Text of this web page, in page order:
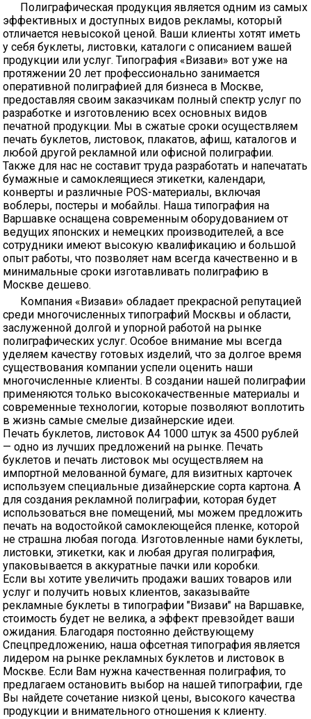
Полиграфическая продукция является одним из самых
эффективных и доступных видов рекламы, который
отличается невысокой ценой. Ваши клиенты хотят иметь
у себя буклеты, листовки, каталоги с описанием вашей
продукции или услуг. Типография «Визави» вот уже на
протяжении 20 лет профессионально занимается
оперативной полиграфией для бизнеса в Москве,
предоставляя своим заказчикам полный спектр услуг по
разработке и изготовлению всех основных видов
печатной продукции. Мы в сжатые сроки осуществляем
печать буклетов, листовок, плакатов, афиш, каталогов и
любой другой рекламной или офисной полиграфии.
Также для нас не составит труда разработать и напечатать
бумажные и самоклеящиеся этикетки, календари,
конверты и различные POS-материалы, включая
воблеры, постеры и мобайлы. Наша типография на
Варшавке оснащена современным оборудованием от
ведущих японских и немецких производителей, а все
сотрудники имеют высокую квалификацию и большой
опыт работы, что позволяет нам всегда качественно и в
минимальные сроки изготавливать полиграфию в
Москве дешево.
Компания «Визави» обладает прекрасной репутацией
среди многочисленных типографий Москвы и области,
заслуженной долгой и упорной работой на рынке
полиграфических услуг. Особое внимание мы всегда
уделяем качеству готовых изделий, что за долгое время
существования компании успели оценить наши
многочисленные клиенты. В создании нашей полиграфии
применяются только высококачественные материалы и
современные технологии, которые позволяют воплотить
в жизнь самые смелые дизайнерские идеи.
Печать буклетов, листовок А4 1000 штук за 4500 рублей
— одно из лучших предложений на рынке. Печать
буклетов и печать листовок мы осуществляем на
импортной мелованной бумаге, для визитных карточек
используем специальные дизайнерские сорта картона. А
для создания рекламной полиграфии, которая будет
использоваться вне помещений, мы можем предложить
печать на водостойкой самоклеющейся пленке, которой
не страшна любая погода. Изготовленные нами буклеты,
листовки, этикетки, как и любая другая полиграфия,
упаковывается в аккуратные пачки или коробки.
Если вы хотите увеличить продажи ваших товаров или
услуг и получить новых клиентов, заказывайте
рекламные буклеты в типографии "Визави" на Варшавке,
стоимость будет не велика, а эффект превзойдет ваши
ожидания. Благодаря постоянно действующему
Спецпредложению, наша офсетная типография является
лидером на рынке рекламных буклетов и листовок в
Москве. Если Вам нужна качественная полиграфия, то
предлагаем остановить выбор на нашей типографии, где
Вы найдете сочетание низкой цены, высокого качества
продукции и внимательного отношения к клиенту.